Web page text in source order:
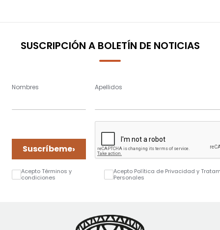
SUSCRIPCIÓN A BOLETÍN DE NOTICIAS
Nombres Apellidos
Suscríbeme›
Acepto Términos y
condiciones
Acepto Política de Privacidad y
Personales